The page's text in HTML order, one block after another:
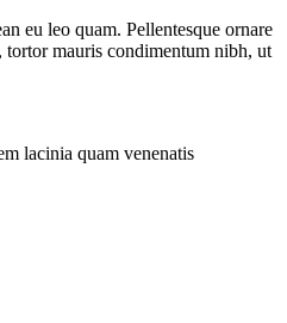
eu leo quam. Pellentesque ornare
tortor mauris condimentum nibh, ut
lacinia quam venenatis